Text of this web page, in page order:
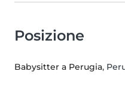
Posizione
Babysitter a Perugia,